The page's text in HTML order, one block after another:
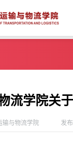
流学院关
输与物流学院 发